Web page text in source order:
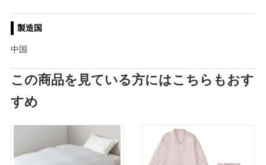
製造国
中国
この商品を見ている方にはこちらもおす
すめ